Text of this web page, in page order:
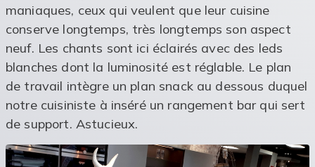
maniaques, ceux qui veulent que leur cuisine
conserve longtemps, très longtemps son aspect
neuf. Les chants sont ici éclairés avec des leds
blanches dont la luminosité est réglable. Le plan
de travail intègre un plan snack au dessous duquel
notre cuisiniste à inséré un rangement bar qui sert
de support. Astucieux.